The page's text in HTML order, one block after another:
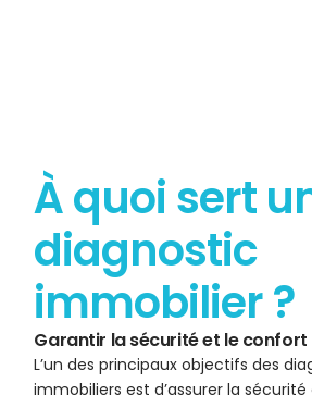
À quoi sert
diagnostic
immobilier ?
Garantir la sécurité et le
L’un des principaux objectifs des
immobiliers est d’assurer la